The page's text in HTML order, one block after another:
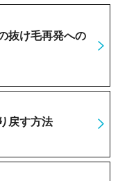
抜け毛再発への
戻す方法